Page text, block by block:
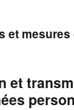
et mesures
et